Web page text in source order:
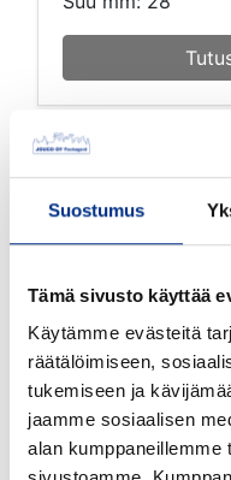
Suostumus
Tämä sivusto käyttää
Käytämme evästeitä
räätälöimiseen,
tukemiseen ja
jaamme sosiaalisen
alan kumppaneillemme